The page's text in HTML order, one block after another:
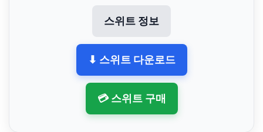
스위트 정보
⬇ 스위트 다운로드
💳 스위트 구매